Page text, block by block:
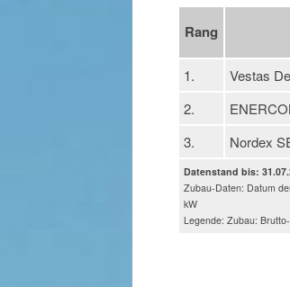
Rang
1. Vestas
2.
3.
Nordex
Datenstand bis:
Zubau-Daten: Datum
kW
Legende: Zubau: